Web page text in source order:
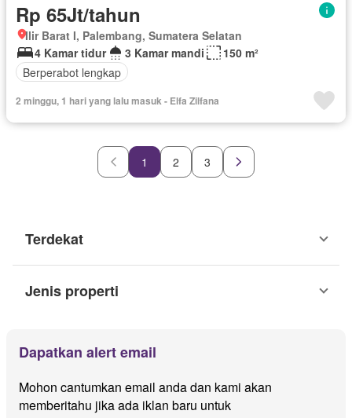
Rp 65Jt/tahun
Ilir Barat I, Palembang, Sumatera Selatan
4 Kamar tidur
3 Kamar mandi
150 m²
Berperabot lengkap
2 minggu, 1 hari yang lalu masuk - Elfa Zilfana
1 2 3
Terdekat
Jenis properti
Dapatkan alert email
Mohon cantumkan email anda dan kami akan
memberitahu jika ada iklan baru untuk